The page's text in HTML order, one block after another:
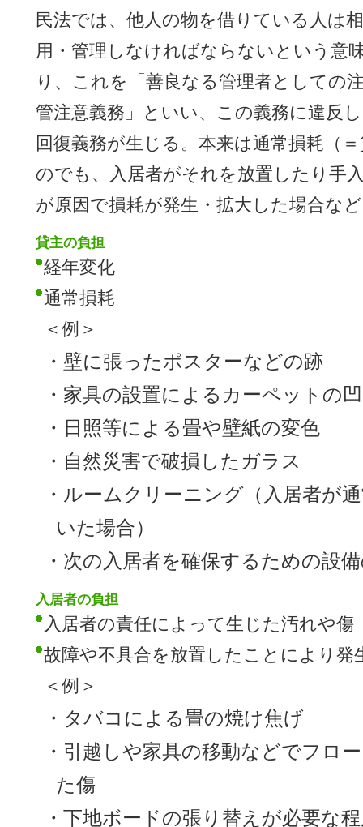
民法では、他人の物を借りている人は
用・管理しなければならないという意
り、これを「善良なる管理者としての
管注意義務」といい、この義務に違反
回復義務が生じる。本来は通常損耗（
のでも、入居者がそれを放置したり手
が原因で損耗が発生・拡大した場合な
貸主の負担
経年変化
通常損耗
＜例＞
・壁に張ったポスターなどの跡
・家具の設置によるカーペットの
・日照等による畳や壁紙の変色
・自然災害で破損したガラス
・ルームクリーニング（入居者が
いた場合）
・次の入居者を確保するための設
入居者の負担
入居者の責任によって生じた汚れや傷
故障や不具合を放置したことにより発
＜例＞
・タバコによる畳の焼け焦げ
・引越しや家具の移動などでフロ
た傷
・下地ボードの張り替えが必要な